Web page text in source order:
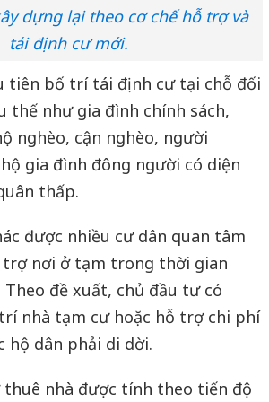
dựng lại theo cơ chế hỗ trợ và
tái định cư mới.
tiên bố trí tái định cư tại chỗ đối
thế như gia đình chính sách,
nghèo, cận nghèo, người
gia đình đông người có diện
thấp.
được nhiều cư dân quan tâm
trợ nơi ở tạm trong thời gian
đề xuất, chủ đầu tư có
nhà tạm cư hoặc hỗ trợ chi phí
hộ dân phải di dời.
nhà được tính theo tiến độ